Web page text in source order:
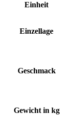
Einheit
Einzellage
Geschmack
Gewicht in kg